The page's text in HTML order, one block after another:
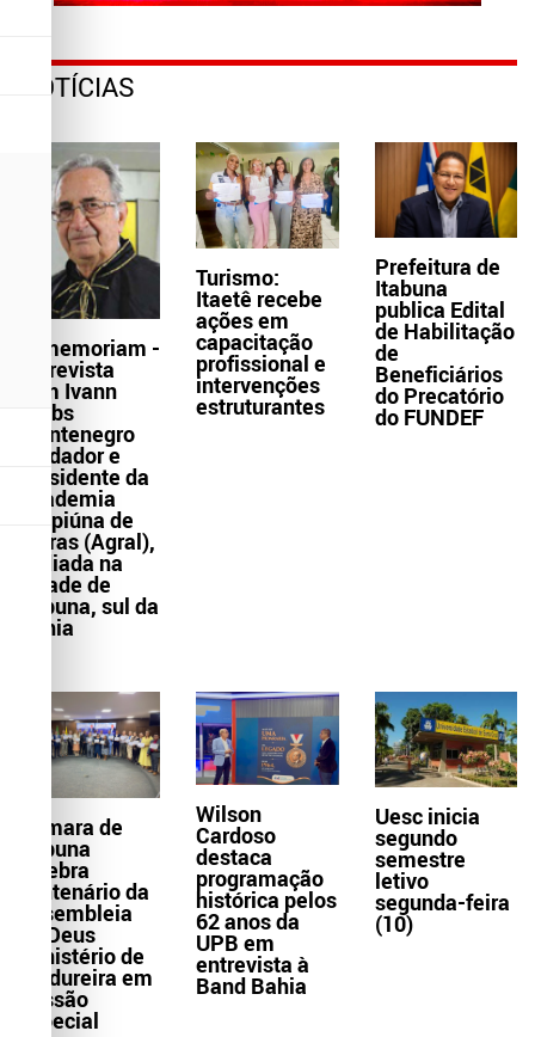
NOTÍCIAS
In memoriam -
Entrevista
com Ivann
Krebs
Montenegro
fundador e
presidente da
Academia
Grapiúna de
Letras (Agral),
sediada na
cidade de
Itabuna, sul da
Bahia
Turismo:
Itaetê recebe
ações em
capacitação
profissional e
intervenções
estruturantes
Prefeitura de
Itabuna
publica Edital
de Habilitação
de
Beneficiários
do Precatório
do FUNDEF
Câmara de
Itabuna
celebra
centenário da
Assembleia
de Deus
Ministério de
Madureira em
Sessão
Especial
Wilson
Cardoso
destaca
programação
histórica pelos
62 anos da
UPB em
entrevista à
Band Bahia
Uesc inicia
segundo
semestre
letivo
segunda-feira
(10)